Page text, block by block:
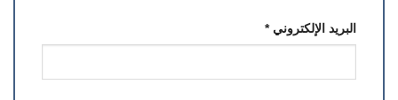
البريد الإلكتروني*